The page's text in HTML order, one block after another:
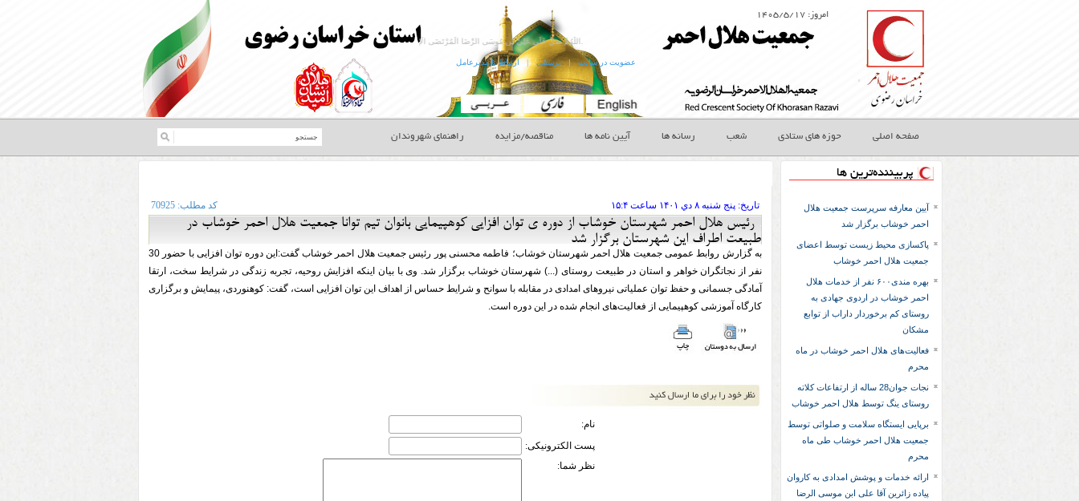
امروز: ۱۴۰۵/۵/۱۷
عضویت در سایت|پرسنلی|ارتباط با مدیرعامل
صفحه اصلی حوزه های ستادی شعب رسانه ها آیین نامه ها مناقصه/مزایده راهنمای شهروندان
پربیننده‌ترین ها
آیین معارفه سرپرست جمعیت هلال
احمر خوشاب برگزار شد
پاکسازی محیط زیست توسط اعضای
جمعیت هلال‌ احمر خوشاب
بهره مندی۶۰۰ نفر از خدمات هلال
احمر خوشاب در اردوی جهادی به
روستای کم برخوردار داراب از توابع
مشکان
فعالیت‌های هلال احمر خوشاب در ماه
محرم
نجات جوان28 ساله از ارتفاعات کلاته
روستای ینگ توسط هلال احمر خوشاب
برپایی ایستگاه سلامت و صلواتی توسط
جمعیت هلال احمر خوشاب طی ماه
محرم
ارائه خدمات و پوشش امدادی به کاروان
پیاده زائرین آقا علی ابن موسی الرضا
تاريخ: ۱۴۰۱ پنج شنبه ۸ دي ساعت ۱۵:۴ کد مطلب: 70925
رئیس هلال احمر شهرستان خوشاب از دوره ی توان افزایی کوهپیمایی بانوان تیم توانا جمعیت هلال احمر خوشاب در
طبیعت اطراف این شهرستان برگزار شد
به گزارش روابط عمومی جمعیت هلال احمر شهرستان خوشاب؛ فاطمه محسنی پور رئیس جمعیت هلال احمر خوشاب گفت:این دوره توان افزایی با حضور 30
نفر از نجاتگران خواهر و استان در طبیعت روستای (...) شهرستان خوشاب برگزار شد. وی با بیان اینکه افزایش روحیه، تجربه زندگی در شرایط سخت، ارتقا
آمادگی جسمانی و حفظ توان عملیاتی نیروهای امدادی در مقابله با سوانح و شرایط حساس از اهداف این توان افزایی است، گفت: کوهنوردی، پیمایش و برگزاری
کارگاه آموزشی کوهپیمایی از فعالیت‌های انجام شده در این دوره است.
نام:
پست الکترونیکی:
نظر شما: